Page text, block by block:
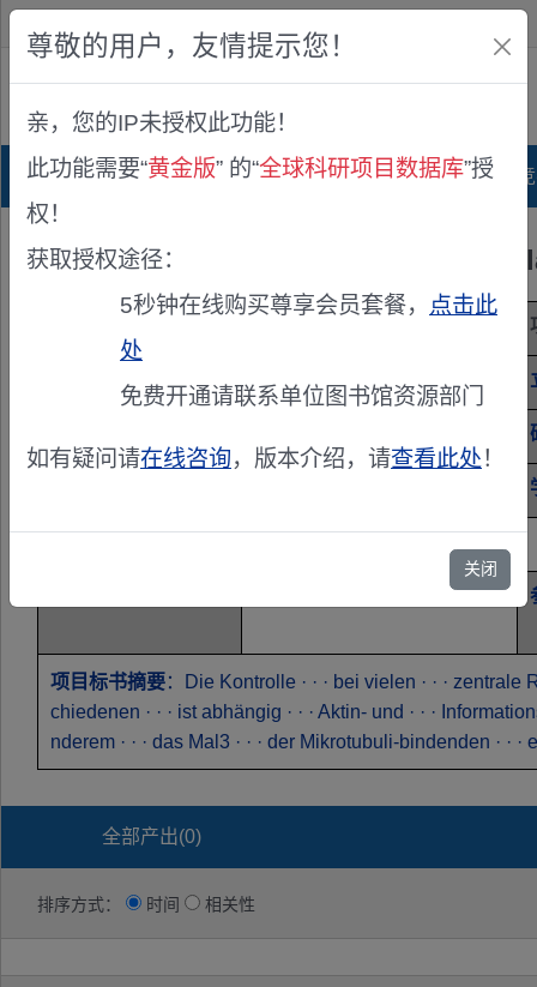
公众版
首页 科研项目库 项目指南库 奖项
5484824
项目标书摘要：Die Kontrolle · · · bei vielen · · · zentrale
chiedenen · · · ist abhängig · · · Aktin- und · · ·
nderem · · · das Mal3 · · · der Mikrotubuli-bindenden · ·
全部产出(0)
排序方式： 时间 相关性
尊敬的用户，友情提示您！
亲，您的IP未授权此功能！
此功能需要“黄金版” 的“全球科研项目数据库”授
权！
获取授权途径：
5秒钟在线购买尊享会员套餐， 点击此
处
免费开通请联系单位图书馆资源部门
如有疑问请在线咨询，版本介绍，请查看此处！
关闭